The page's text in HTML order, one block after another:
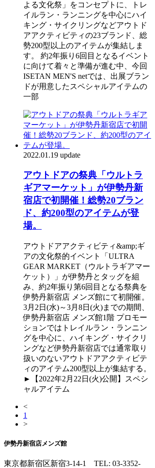
よる文化祭」をコンセプトに、トレ
イルラン・ランニングを中心にハイ
キング・サイクリングなどアウトド
アアクティビティの23ブランド、総
勢200型以上のアイテムが集結しま
す。 約2年振り6回目となるイベント
に向けて着々と準備が進む中、今回
ISETAN MEN'S netでは、出展ブラン
ドが用意したスペシャルアイテムの
一部
2022.01.19 update
アウトドアの祭典「ウルトラ
ギアマーケット」が伊勢丹新
宿店で初開催！総勢20ブラン
ド、約200型のアイテムが登
場。
アウトドアアクティビティ&amp;ギ
アの文化祭的イベント「ULTRA
GEAR MARKET（ウルトラギアマー
ケット）」が伊勢丹とタッグを組
み、約2年振り第6回目となる祭典を
伊勢丹新宿店 メンズ館にて初開催。
3月2日(水)～3月8日(火)までの期間、
伊勢丹新宿店 メンズ館1階 プロモー
ションではトレイルラン・ランニン
グを中心に、ハイキング・サイクリ
ングなど伊勢丹新宿店では通常取り
扱いのないアウトドアアクティビテ
ィのアイテム200型以上が集結する。
►【2022年2月22日(火)公開】スペシ
ャルアイテム
<
1
>
伊勢丹新宿店メンズ館
東京都新宿区新宿3-14-1 TEL: 03-3352-